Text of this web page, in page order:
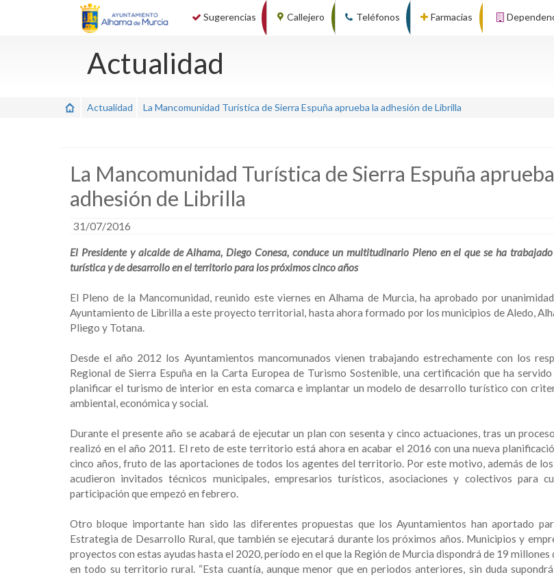
Sugerencias Callejero Teléfonos Farmacias
Actualidad
Actualidad La Mancomunidad Turística de Sierra Espuña aprueba la adhesión de Librilla
La Mancomunidad Turística de Sierra Espuña
adhesión de Librilla
31/07/2016
El Presidente y alcalde de Alhama, Diego Conesa, conduce un multitudinario Pleno en el que se ha
turística y de desarrollo en el territorio para los próximos cinco años
El Pleno de la Mancomunidad, reunido este viernes en Alhama de Murcia, ha aprobado por
Ayuntamiento de Librilla a este proyecto territorial, hasta ahora formado por los municipios de Aledo,
Pliego y Totana.
Desde el año 2012 los Ayuntamientos mancomunados vienen trabajando estrechamente con los
Regional de Sierra Espuña en la Carta Europea de Turismo Sostenible, una certificación que ha
planificar el turismo de interior en esta comarca e implantar un modelo de desarrollo turístico con
ambiental, económica y social.
Durante el presente año se acabará de ejecutar un plan con sesenta y cinco actuaciones, tras un
realizó en el año 2011. El reto de este territorio está ahora en acabar el 2016 con una nueva
cinco años, fruto de las aportaciones de todos los agentes del territorio. Por este motivo, además de
acudieron invitados técnicos municipales, empresarios turísticos, asociaciones y colectivos para
participación que empezó en febrero.
Otro bloque importante han sido las diferentes propuestas que los Ayuntamientos han aportado
Estrategia de Desarrollo Rural, que también se ejecutará durante los próximos años. Municipios y
proyectos con estas ayudas hasta el 2020, período en el que la Región de Murcia dispondrá de 19
en todo su territorio rural. “Esta cuantía, aunque menor que en periodos anteriores, sin duda